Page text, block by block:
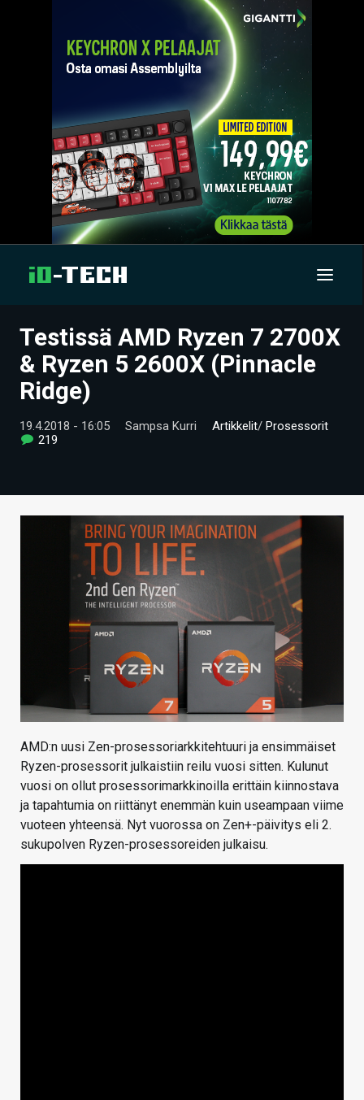
UUTISET
ARTIKKELIT
VIDEOT
VAIHDA TEEMA
Testissä AMD Ryzen 7 2700X
& Ryzen 5 2600X (Pinnacle
Ridge)
19.4.2018 - 16:05 Sampsa Kurri Artikkelit/ Prosessorit
219
AMD:n uusi Zen-prosessoriarkkitehtuuri ja ensimmäiset
Ryzen-prosessorit julkaistiin reilu vuosi sitten. Kulunut
vuosi on ollut prosessorimarkkinoilla erittäin kiinnostava
ja tapahtumia on riittänyt enemmän kuin useampaan viime
vuoteen yhteensä. Nyt vuorossa on Zen+-päivitys eli 2.
sukupolven Ryzen-prosessoreiden julkaisu.